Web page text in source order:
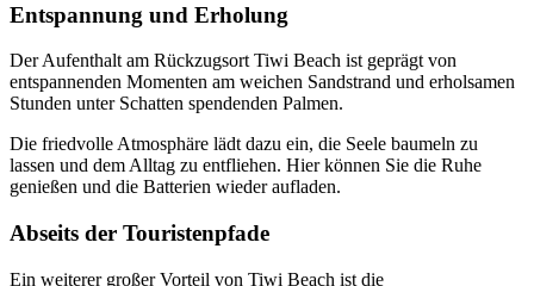
Entspannung und Erholung
Der Aufenthalt am Rückzugsort Tiwi Beach ist geprägt von
entspannenden Momenten am weichen Sandstrand und erholsamen
Stunden unter Schatten spendenden Palmen.
Die friedvolle Atmosphäre lädt dazu ein, die Seele baumeln zu
lassen und dem Alltag zu entfliehen. Hier können Sie die Ruhe
genießen und die Batterien wieder aufladen.
Abseits der Touristenpfade
Ein weiterer großer Vorteil von Tiwi Beach ist die